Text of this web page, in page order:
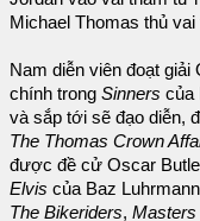
Michael Thomas thủ vai
Nam diễn viên đoạt
chính trong Sinners của
và sắp tới sẽ đạo diễn,
The Thomas Crown
được đề cử Oscar
Elvis của Baz
The Bikeriders, Masters